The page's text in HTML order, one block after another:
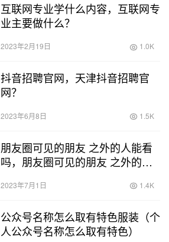
互联网专业学什么内容，互联网专
业主要做什么？
2023年2月19日 1.0K
抖音招聘官网，天津抖音招聘官
网？
2023年6月8日 1.5K
朋友圈可见的朋友 之外的人能看
吗，朋友圈可见的朋友 之外的人
2023年7月1日 1.4K
公众号名称怎么取有特色服装（个
人公众号名称怎么取有特色）